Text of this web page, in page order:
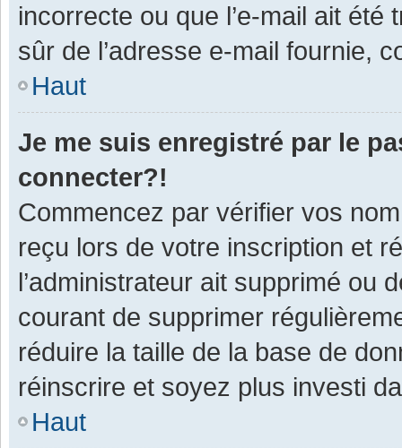
incorrecte ou que l’e-mail ait
sûr de l’adresse e-mail fournie,
Haut
Je me suis enregistré par le
connecter?!
Commencez par vérifier vos
reçu lors de votre inscription et
l’administrateur ait supprimé ou
courant de supprimer
réduire la taille de la base de
réinscrire et soyez plus investi
Haut